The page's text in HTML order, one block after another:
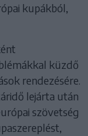
kupákból,
küzdő
rendezésére.
lejárta után
szövetség